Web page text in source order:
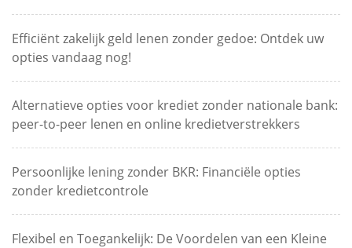
Efficiënt zakelijk geld lenen zonder gedoe: Ontdek uw
opties vandaag nog!
Alternatieve opties voor krediet zonder nationale bank:
peer-to-peer lenen en online kredietverstrekkers
Persoonlijke lening zonder BKR: Financiële opties
zonder kredietcontrole
Flexibel en Toegankelijk: De Voordelen van een Kleine